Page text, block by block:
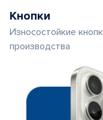
Кнопки
Износостойкие
производства